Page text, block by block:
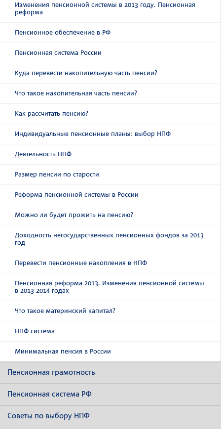
Изменения пенсионной системы в 2013 году. Пенсионная
реформа
Пенсионное обеспечение в РФ
Пенсионная система России
Куда перевести накопительную часть пенсии?
Что такое накопительная часть пенсии?
Как рассчитать пенсию?
Индивидуальные пенсионные планы: выбор НПФ
Деятельность НПФ
Размер пенсии по старости
Реформа пенсионной системы в России
Можно ли будет прожить на пенсию?
Доходность негосударственных пенсионных фондов за 2013
год
Перевести пенсионные накопления в НПФ
Пенсионная реформа 2013. Изменения пенсионной системы
в 2013-2014 годах
Что такое материнский капитал?
НПФ система
Минимальная пенсия в России
Пенсионная грамотность
Пенсионная система РФ
Советы по выбору НПФ